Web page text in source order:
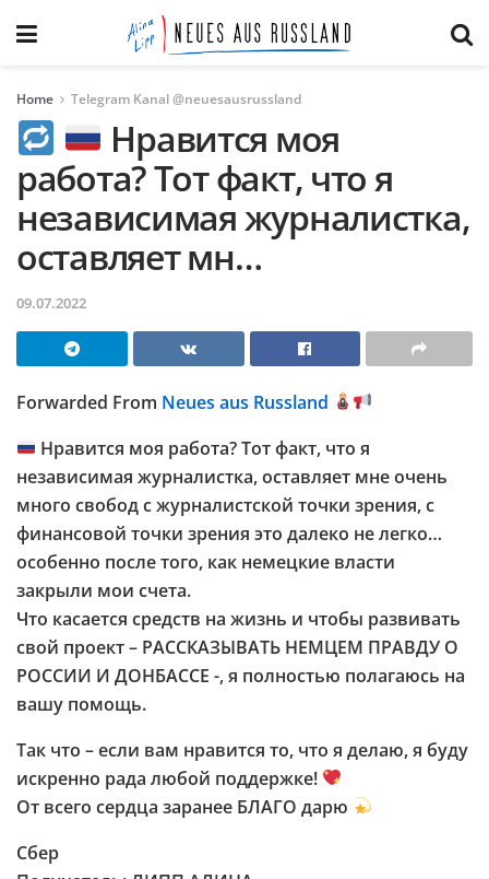
Home Telegram Kanal @neuesausrussland
Нравится моя
работа? Тот факт, что я
независимая журналистка,
оставляет мн…
09.07.2022
Forwarded From Neues aus Russland
Нравится моя работа? Тот факт, что я
независимая журналистка, оставляет мне очень
много свобод с журналистской точки зрения, с
финансовой точки зрения это далеко не легко…
особенно после того, как немецкие власти
закрыли мои счета.
Что касается средств на жизнь и чтобы развивать
свой проект – РАССКАЗЫВАТЬ НЕМЦЕМ ПРАВДУ О
РОССИИ И ДОНБАССЕ -, я полностью полагаюсь на
вашу помощь.
Так что – если вам нравится то, что я делаю, я буду
искренно рада любой поддержке!
От всего сердца заранее БЛАГО дарю
Сбер